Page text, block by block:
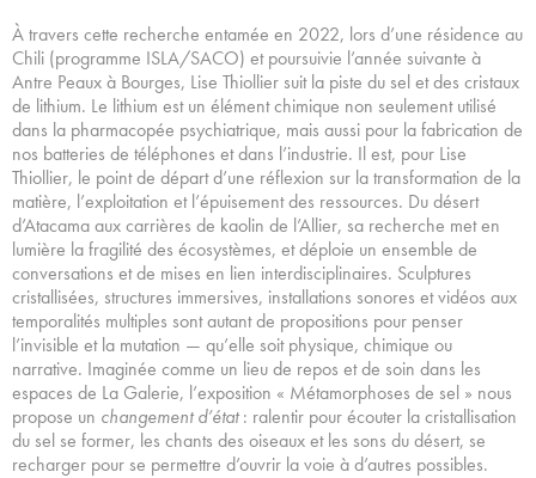
À travers cette recherche entamée en 2022, lors d’une résidence au
Chili (programme ISLA/SACO) et poursuivie l’année suivante à
Antre Peaux à Bourges, Lise Thiollier suit la piste du sel et des cristaux
de lithium. Le lithium est un élément chimique non seulement utilisé
dans la pharmacopée psychiatrique, mais aussi pour la fabrication de
nos batteries de téléphones et dans l’industrie. Il est, pour Lise
Thiollier, le point de départ d’une réflexion sur la transformation de la
matière, l’exploitation et l’épuisement des ressources. Du désert
d’Atacama aux carrières de kaolin de l’Allier, sa recherche met en
lumière la fragilité des écosystèmes, et déploie un ensemble de
conversations et de mises en lien interdisciplinaires. Sculptures
cristallisées, structures immersives, installations sonores et vidéos aux
temporalités multiples sont autant de propositions pour penser
l’invisible et la mutation — qu’elle soit physique, chimique ou
narrative. Imaginée comme un lieu de repos et de soin dans les
espaces de La Galerie, l’exposition « Métamorphoses de sel » nous
propose un changement d’état: ralentir pour écouter la cristallisation
du sel se former, les chants des oiseaux et les sons du désert, se
recharger pour se permettre d’ouvrir la voie à d’autres possibles.